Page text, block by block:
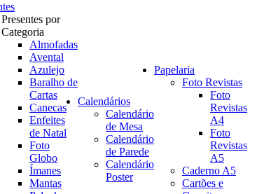
Presentes por
Categoria
Almofadas
Avental
Azulejo
Baralho de
Cartas
Canecas
Enfeites
de Natal
Foto
Globo
Ímanes
Mantas
Calendários
Calendário
de Mesa
Calendário
de Parede
Calendário
Poster
Papelaria
Foto Revistas
Foto
Revistas
A4
Foto
Revistas
A5
Caderno A5
Cartões e